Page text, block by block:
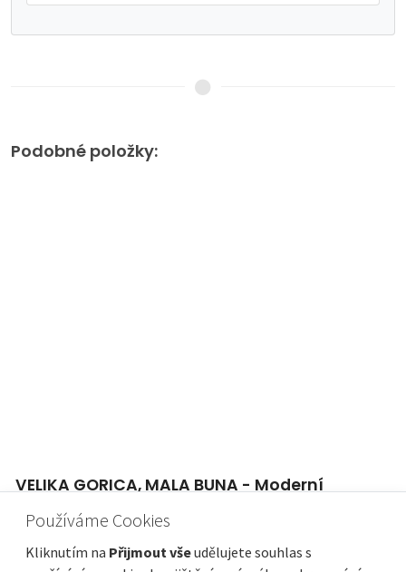
Podobné položky:
VELIKA GORICA, MALA BUNA - Moderní
dvojdomek se dvěma bytovými jednotkami,
zahradou a 4 parkovacími místy
Cena680 000 € Vzdálenost od moře
Používáme Cookies
Kliknutím na Přijmout všeudělujete souhlas s